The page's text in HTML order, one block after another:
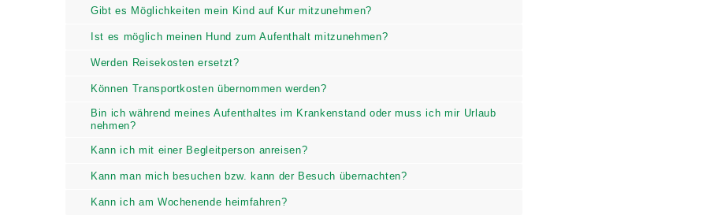
Gibt es Möglichkeiten mein Kind auf Kur mitzunehmen?
Ist es möglich meinen Hund zum Aufenthalt mitzunehmen?
Werden Reisekosten ersetzt?
Können Transportkosten übernommen werden?
Bin ich während meines Aufenthaltes im Krankenstand oder muss ich mir Urlaub
nehmen?
Kann ich mit einer Begleitperson anreisen?
Kann man mich besuchen bzw. kann der Besuch übernachten?
Kann ich am Wochenende heimfahren?